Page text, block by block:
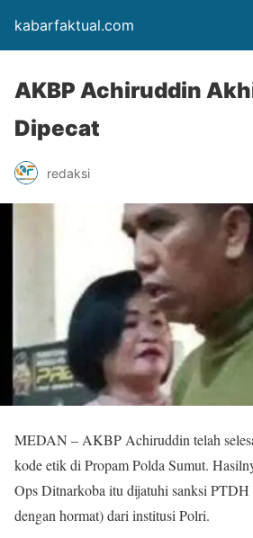
kabarfaktual.com
AKBP Achiruddin
Dipecat
redaksi
MEDAN – AKBP Achiruddin telah
kode etik di Propam Polda Sumut.
Ops Ditnarkoba itu dijatuhi sanksi PTDH
dengan hormat) dari institusi Polri.